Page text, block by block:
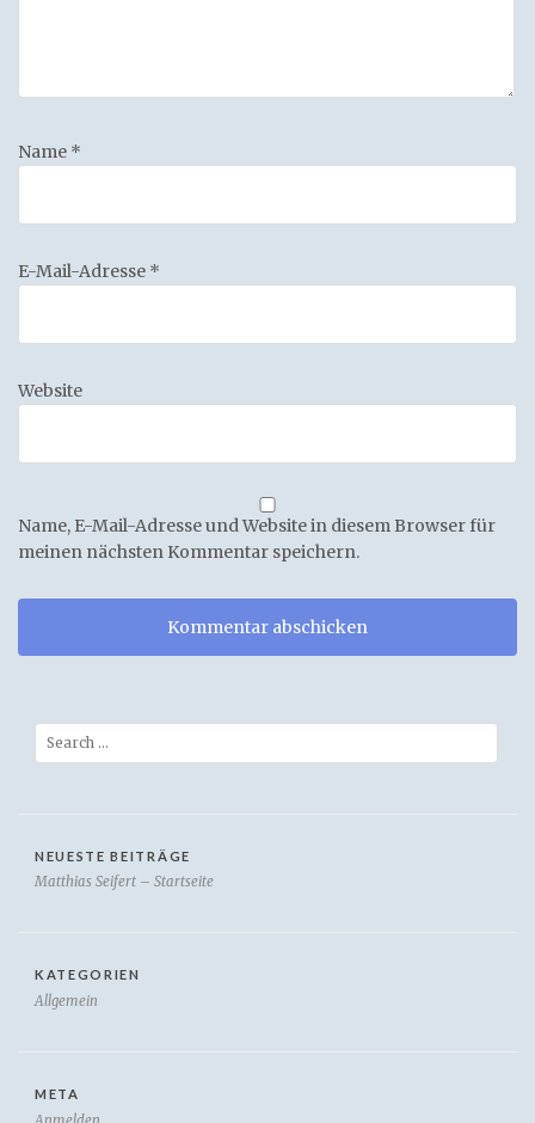
Name *
E-Mail-Adresse *
Website
Name, E-Mail-Adresse und Website in diesem Browser für
meinen nächsten Kommentar speichern.
Search
NEUESTE BEITRÄGE
Matthias Seifert – Startseite
KATEGORIEN
Allgemein
META